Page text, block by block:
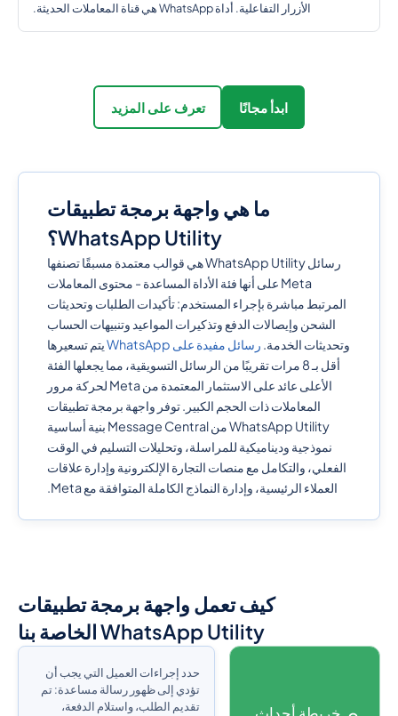
الأزرار التفاعلية. أداة WhatsApp هي قناة المعاملات الحديثة.
ابدأ مجانًا تعرف على المزيد
ما هي واجهة برمجة تطبيقات
WhatsApp Utility؟
رسائل WhatsApp Utility هي قوالب معتمدة مسبقًا تصنفها
Meta على أنها فئة الأداة المساعدة - محتوى المعاملات
المرتبط مباشرة بإجراء المستخدم: تأكيدات الطلبات وتحديثات
الشحن وإيصالات الدفع وتذكيرات المواعيد وتنبيهات الحساب
وتحديثات الخدمة. رسائل مفيدة على WhatsApp
يتم تسعيرها
أقل بـ 8 مرات تقريبًا من الرسائل التسويقية، مما يجعلها الفئة
الأعلى عائد على الاستثمار المعتمدة من Meta لحركة مرور
المعاملات ذات الحجم الكبير. توفر واجهة برمجة تطبيقات
WhatsApp Utility من Message Central بنية أساسية
نموذجية وديناميكية للمراسلة، وتحليلات التسليم في الوقت
الفعلي، والتكامل مع منصات التجارة الإلكترونية وإدارة علاقات
العملاء الرئيسية، وإدارة النماذج الكاملة المتوافقة مع Meta.
كيف تعمل واجهة برمجة تطبيقات
WhatsApp Utility الخاصة بنا
حدد إجراءات العميل التي يجب أن
تؤدي إلى ظهور رسالة مساعدة: تم
تقديم الطلب، واستلام الدفعة،